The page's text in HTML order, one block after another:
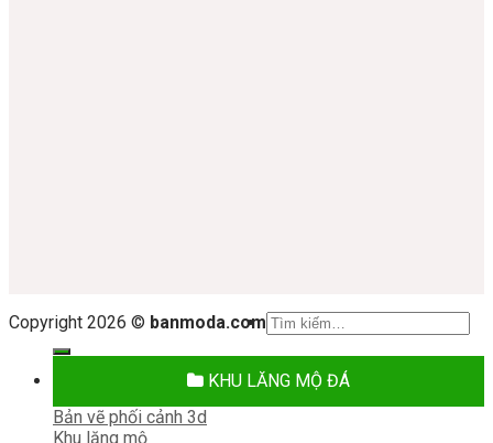
Copyright 2026 © banmoda.com Tìm
KHU LĂNG MỘ ĐÁ
Bản vẽ phối cảnh 3d
Khu lăng mộ